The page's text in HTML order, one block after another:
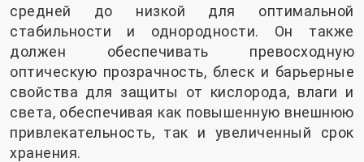
средней до низкой для оптимальной
стабильности и однородности. Он также
должен обеспечивать превосходную
оптическую прозрачность, блеск и барьерные
свойства для защиты от кислорода, влаги и
света, обеспечивая как повышенную внешнюю
привлекательность, так и увеличенный срок
хранения.